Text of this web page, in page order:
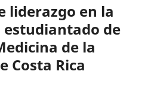
liderazgo en la
de
de la
Costa Rica